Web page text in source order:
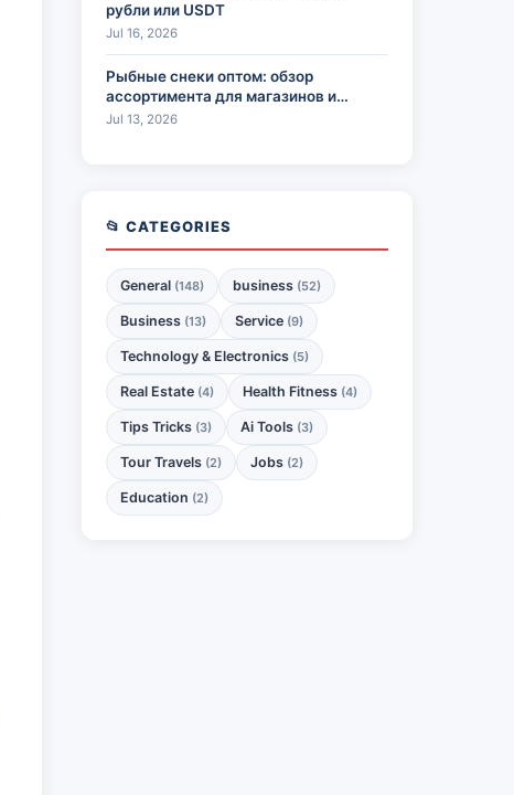
рубли или USDT
Jul 16, 2026
Рыбные снеки оптом: обзор
ассортимента для магазинов и
HoReCa
Jul 13, 2026
📂 CATEGORIES
General (148) business (52)
Business (13) Service (9)
Technology & Electronics (5)
Real Estate (4) Health Fitness (4)
Tips Tricks (3) Ai Tools (3)
Tour Travels (2) Jobs (2)
Education (2)